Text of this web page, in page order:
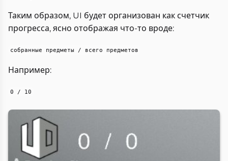
Таким образом, UI будет организован как счетчик
прогресса, ясно отображая что-то вроде:
собранные предметы / всего предметов
Например:
0 / 10